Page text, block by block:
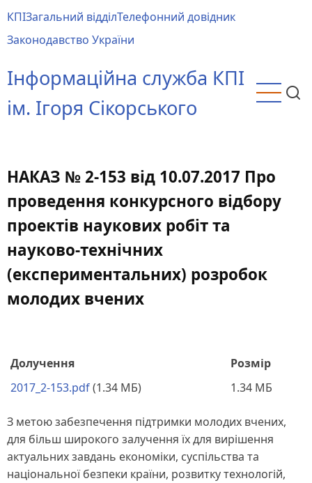
до
основного
КПІЗагальний відділТелефонний довідник
Законодавство України
Інформаційна служба КПІ
ім. Ігоря Сікорського
НАКАЗ № 2-153 від 10.07.2017 Про
проведення конкурсного відбору
проектів наукових робіт та
науково-технічних
(експериментальних) розробок
молодих вчених
Долучення
Розмір
2017_2-153.pdf(1.34 МБ) 1.34 МБ
З метою забезпечення підтримки молодих вчених,
для більш широкого залучення їх для вирішення
актуальних завдань економіки, суспільства та
національної безпеки країни, розвитку технологій,